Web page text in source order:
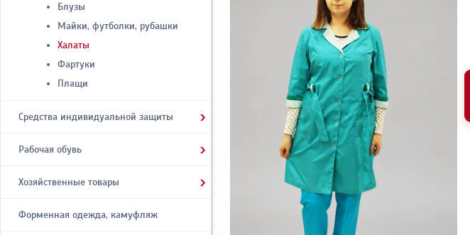
Блузы
Майки, футболки, рубашки
Халаты
Фартуки
Плащи
Средства индивидуальной защиты ›
Рабочая обувь ›
Хозяйственные товары ›
Форменная одежда, камуфляж